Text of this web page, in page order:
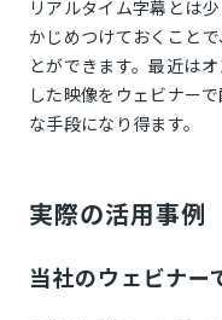
リアルタイム字幕とは
かじめつけておくこと
とができます。最近は
した映像をウェビナー
な手段になり得ます。
実際の活用事例
当社のウェビナー